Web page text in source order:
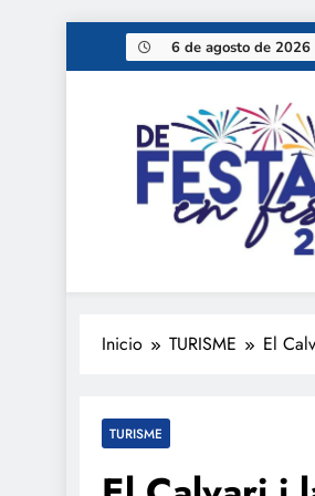
6 de agosto de 2026
De festa
Inicio TURISME El
TURISME